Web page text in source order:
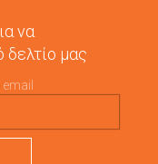
να
δελτίο μας